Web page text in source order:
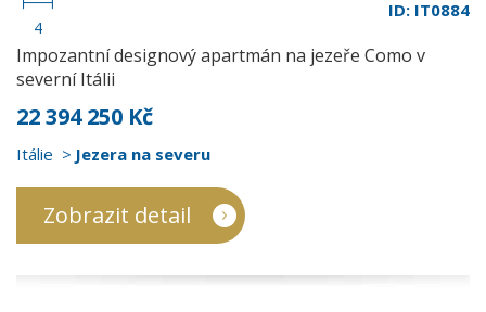
4
ID: IT0884
Impozantní designový apartmán na jezeře Como v
severní Itálii
22 394 250 Kč
Itálie Jezera na severu
Zobrazit detail